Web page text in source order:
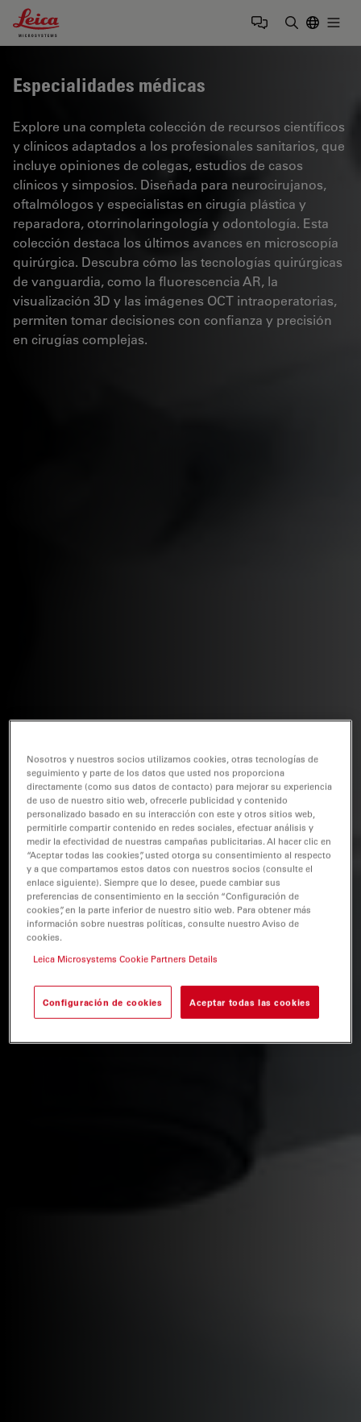
Leica Microsystems Logo
Especialidades médicas
Explore una completa colección de recursos científicos
y clínicos adaptados a los profesionales sanitarios, que
incluye opiniones de colegas, estudios de casos
clínicos y simposios. Diseñada para neurocirujanos,
oftalmólogos y especialistas en cirugía plástica y
reparadora, otorrinolaringología y odontología. Esta
colección destaca los últimos avances en microscopía
quirúrgica. Descubra cómo las tecnologías quirúrgicas
de vanguardia, como la fluorescencia AR, la
visualización 3D y las imágenes OCT intraoperatorias,
permiten tomar decisiones con confianza y precisión
en cirugías complejas.
Nosotros y nuestros socios utilizamos cookies, otras tecnologías de
seguimiento y parte de los datos que usted nos proporciona
directamente (como sus datos de contacto) para mejorar su experiencia
de uso de nuestro sitio web, ofrecerle publicidad y contenido
personalizado basado en su interacción con este y otros sitios web,
permitirle compartir contenido en redes sociales, efectuar análisis y
medir la efectividad de nuestras campañas publicitarias. Al hacer clic en
“Aceptar todas las cookies”, usted otorga su consentimiento al respecto
y a que compartamos estos datos con nuestros socios (consulte el
enlace siguiente). Siempre que lo desee, puede cambiar sus
preferencias de consentimiento en la sección “Configuración de
cookies”, en la parte inferior de nuestro sitio web. Para obtener más
información sobre nuestras políticas, consulte nuestro Aviso de
cookies.
Leica Microsystems Cookie Partners Details
Configuración de cookies Aceptar todas las cookies